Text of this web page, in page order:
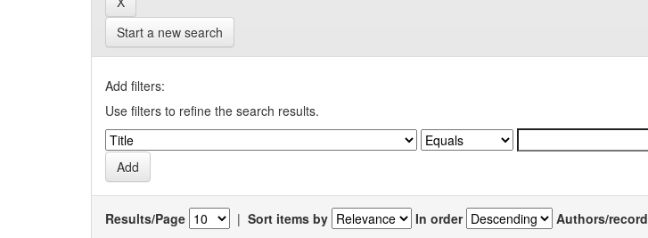
Start a new search
Add filters:
Use filters to refine the search results.
Results/Page | Sort items by In order Authors/record